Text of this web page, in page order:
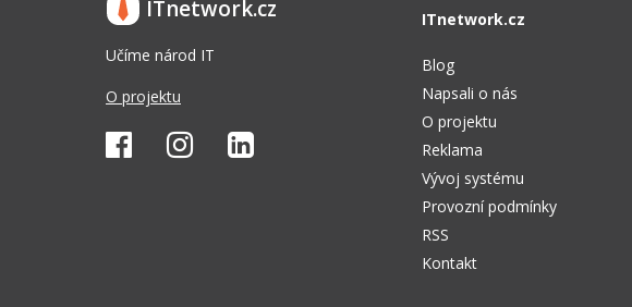
ITnetwork.cz
Učíme národ IT
O projektu
ITnetwork.cz
Blog
Napsali o nás
O projektu
Reklama
Vývoj systému
Provozní podmínky
RSS
Kontakt